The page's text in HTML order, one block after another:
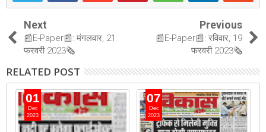
Next
📰E-Paper📰: मंगलवार, 21
फरवरी 2023🗞
Previous
📰E-Paper📰: रविवार, 19
फरवरी 2023🗞
RELATED POST
01
Dec
2023
07
Dec
2023